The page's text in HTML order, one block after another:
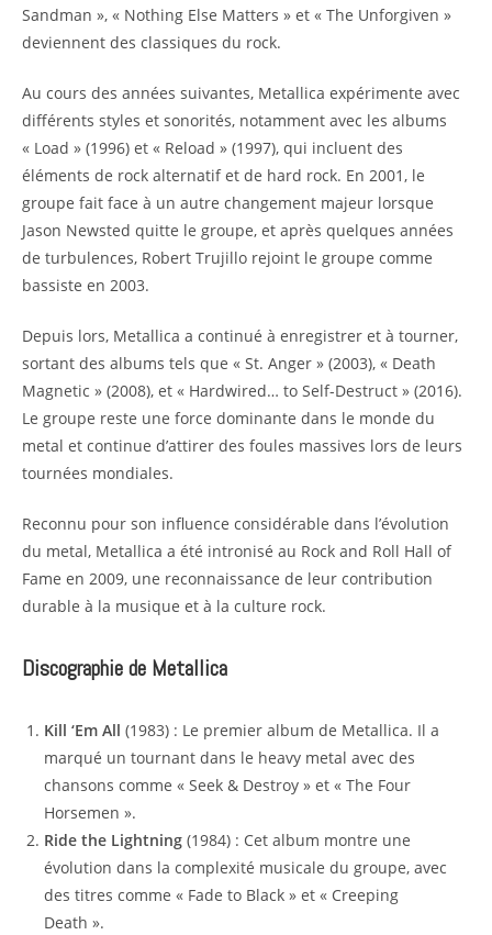
Sandman », « Nothing Else Matters » et « The Unforgiven »
deviennent des classiques du rock.
Au cours des années suivantes, Metallica expérimente avec
différents styles et sonorités, notamment avec les albums
« Load » (1996) et « Reload » (1997), qui incluent des
éléments de rock alternatif et de hard rock. En 2001, le
groupe fait face à un autre changement majeur lorsque
Jason Newsted quitte le groupe, et après quelques années
de turbulences, Robert Trujillo rejoint le groupe comme
bassiste en 2003.
Depuis lors, Metallica a continué à enregistrer et à tourner,
sortant des albums tels que « St. Anger » (2003), « Death
Magnetic » (2008), et « Hardwired… to Self-Destruct » (2016).
Le groupe reste une force dominante dans le monde du
metal et continue d’attirer des foules massives lors de leurs
tournées mondiales.
Reconnu pour son influence considérable dans l’évolution
du metal, Metallica a été intronisé au Rock and Roll Hall of
Fame en 2009, une reconnaissance de leur contribution
durable à la musique et à la culture rock.
Discographie de Metallica
Kill ‘Em All (1983) : Le premier album de Metallica. Il a
marqué un tournant dans le heavy metal avec des
chansons comme « Seek & Destroy » et « The Four
Horsemen ».
Ride the Lightning (1984) : Cet album montre une
évolution dans la complexité musicale du groupe, avec
des titres comme « Fade to Black » et « Creeping
Death ».